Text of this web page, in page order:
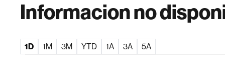
Informacion no
1D 1M 3M YTD 1A 3A 5A